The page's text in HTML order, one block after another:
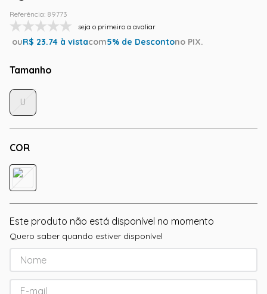
Referência: 89773
seja o primeiro a avaliar
ouR$ 23.74 à vistacom5% de Descontono PIX.
Tamanho
COR
U
Este produto não está disponível no momento
Quero saber quando estiver disponível